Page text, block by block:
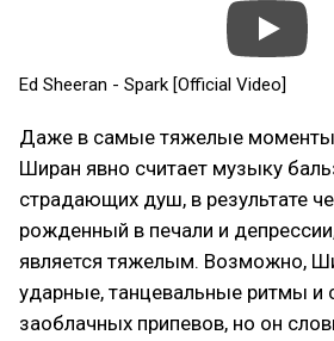
Ed Sheeran - Spark [Official Video]
Даже в самые тяжелые моменты
Ширан явно считает музыку
страдающих душ, в результате
рожденный в печали и
является тяжелым. Возможно,
ударные, танцевальные ритмы и
заоблачных припевов, но он